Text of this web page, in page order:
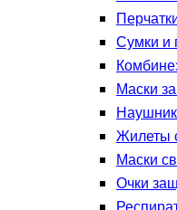
Сумки и
Маски
Жилеты
Маски
Очки